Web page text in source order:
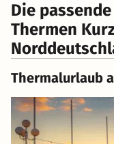
Die
Thermen
Thermalurlaub